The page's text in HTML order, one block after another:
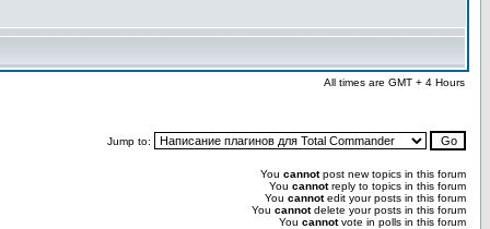
All times are GMT + 4 Hours
Jump to:
You cannotpost new topics in this forum
You cannotreply to topics in this forum
You cannotedit your posts in this forum
You cannotdelete your posts in this forum
You cannotvote in polls in this forum